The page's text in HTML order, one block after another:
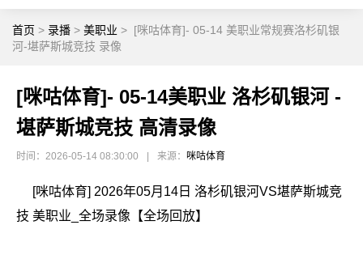
首页 > 录播 > 美职业 > [咪咕体育]- 05-14 美职业常规赛洛杉矶银
河-堪萨斯城竞技 录像
[咪咕体育]- 05-14美职业 洛杉矶银河 -
堪萨斯城竞技 高清录像
时间：2026-05-14 08:30:00 来源： 咪咕体育
[咪咕体育] 2026年05月14日 洛杉矶银河VS堪萨斯城竞
技 美职业_全场录像【全场回放】